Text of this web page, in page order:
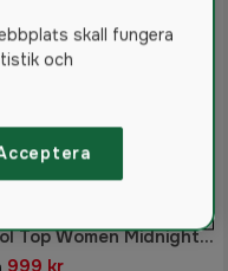
Haven Longsleeve
Top Women Midnight
999 kr
skall fungera
och